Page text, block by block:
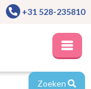
+31 528-235810
Zoeken